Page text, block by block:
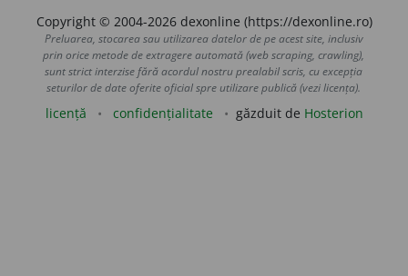
Copyright © 2004-2026 dexonline (https://dexonline.ro)
Preluarea, stocarea sau utilizarea datelor de pe acest site, inclusiv
prin orice metode de extragere automată (web scraping, crawling),
sunt strict interzise fără acordul nostru prealabil scris, cu excepția
seturilor de date oferite oficial spre utilizare publică (vezi licența).
licență confidențialitate găzduit de Hosterion